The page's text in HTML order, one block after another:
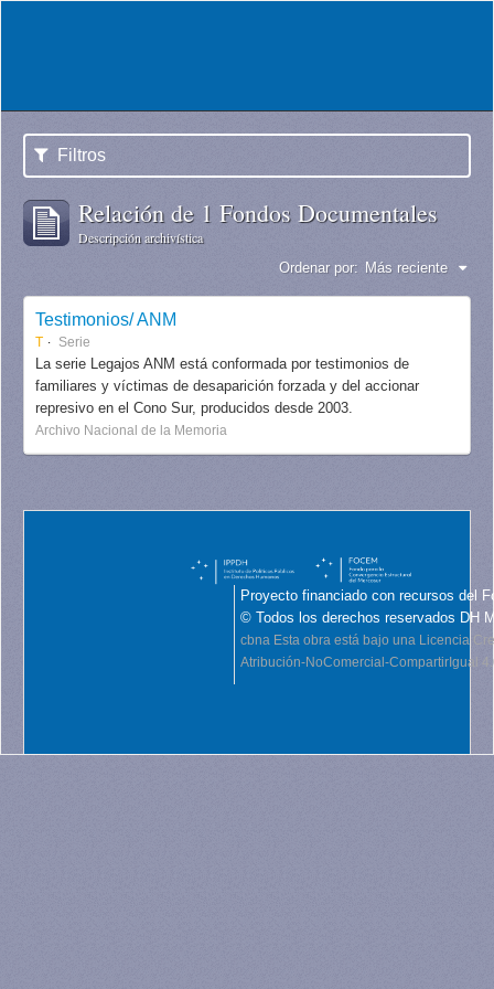
Filtros
Relación de 1 Fondos Documentales
Descripción archivística
Ordenar por: Más reciente
Testimonios/ ANM
T Serie
La serie Legajos ANM está conformada por testimonios de
familiares y víctimas de desaparición forzada y del accionar
represivo en el Cono Sur, producidos desde 2003.
Archivo Nacional de la Memoria
Proyecto financiado con recursos del
© Todos los derechos reservados DH
cbna Esta obra está bajo una Licencia
Atribución-NoComercial-CompartirIgual